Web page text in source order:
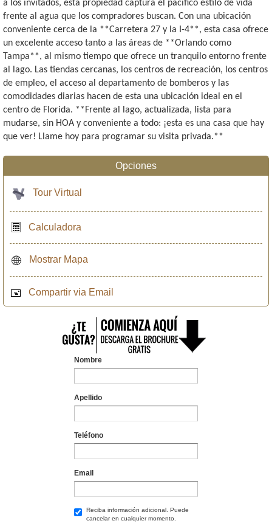
a los invitados, esta propiedad captura el pacífico estilo de vida
frente al agua que los compradores buscan. Con una ubicación
conveniente cerca de la **Carretera 27 y la I-4**, esta casa ofrece
un excelente acceso tanto a las áreas de **Orlando como
Tampa**, al mismo tiempo que ofrece un tranquilo entorno frente
al lago. Las tiendas cercanas, los centros de recreación, los centros
de empleo, el acceso al departamento de bomberos y las
comodidades diarias hacen de esta una ubicación ideal en el
centro de Florida. **Frente al lago, actualizada, lista para
mudarse, sin HOA y conveniente a todo: ¡esta es una casa que hay
que ver! Llame hoy para programar su visita privada.**
Opciones
Tour Virtual
Calculadora
Mostrar Mapa
Compartir via Email
Nombre
Apellido
Teléfono
Email
Reciba información adicional. Puede
cancelar en cualquier momento.